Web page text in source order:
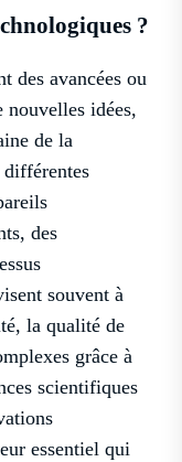
?
des avancées ou
nouvelles idées,
de la
des
souvent à
la qualité de
grâce à
scientifiques
essentiel qui